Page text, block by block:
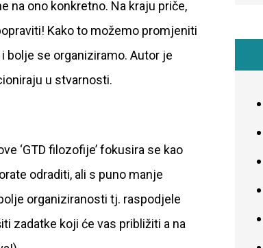
na ono konkretno. Na kraju priče,
Kako to možemo promjeniti
bolje se organiziramo. Autor je
u stvarnosti.
‘GTD filozofije’ fokusira se kao
odraditi, ali s puno manje
organiziranosti tj. raspodjele
zadatke koji će vas približiti a na